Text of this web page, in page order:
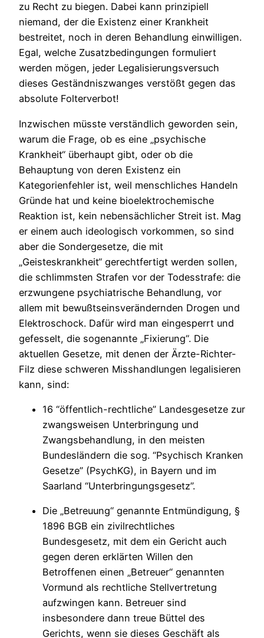
zu Recht zu biegen. Dabei kann prinzipiell
niemand, der die Existenz einer Krankheit
bestreitet, noch in deren Behandlung einwilligen.
Egal, welche Zusatzbedingungen formuliert
werden mögen, jeder Legalisierungsversuch
dieses Geständniszwanges verstößt gegen das
absolute Folterverbot!
Inzwischen müsste verständlich geworden sein,
warum die Frage, ob es eine „psychische
Krankheit“ überhaupt gibt, oder ob die
Behauptung von deren Existenz ein
Kategorienfehler ist, weil menschliches Handeln
Gründe hat und keine bioelektrochemische
Reaktion ist, kein nebensächlicher Streit ist. Mag
er einem auch ideologisch vorkommen, so sind
aber die Sondergesetze, die mit
„Geisteskrankheit“ gerechtfertigt werden sollen,
die schlimmsten Strafen vor der Todesstrafe: die
erzwungene psychiatrische Behandlung, vor
allem mit bewußtseinsverändernden Drogen und
Elektroschock. Dafür wird man eingesperrt und
gefesselt, die sogenannte „Fixierung“. Die
aktuellen Gesetze, mit denen der Ärzte-Richter-
Filz diese schweren Misshandlungen legalisieren
kann, sind:
16 “öffentlich-rechtliche” Landesgesetze zur
zwangsweisen Unterbringung und
Zwangsbehandlung, in den meisten
Bundesländern die sog. “Psychisch Kranken
Gesetze” (PsychKG), in Bayern und im
Saarland “Unterbringungsgesetz”.
Die „Betreuung“ genannte Entmündigung, §
1896 BGB ein zivilrechtliches
Bundesgesetz, mit dem ein Gericht auch
gegen deren erklärten Willen den
Betroffenen einen „Betreuer“ genannten
Vormund als rechtliche Stellvertretung
aufzwingen kann. Betreuer sind
insbesondere dann treue Büttel des
Gerichts, wenn sie dieses Geschäft als